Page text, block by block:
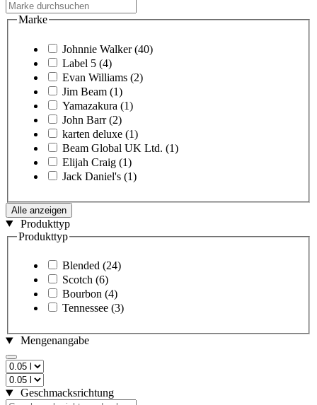
Marke
Johnnie Walker (40)
Label 5 (4)
Evan Williams (2)
Jim Beam (1)
Yamazakura (1)
John Barr (2)
karten deluxe (1)
Beam Global UK Ltd. (1)
Elijah Craig (1)
Jack Daniel's (1)
Alle anzeigen
Produkttyp
Produkttyp
Blended (24)
Scotch (6)
Bourbon (4)
Tennessee (3)
Mengenangabe
Geschmacksrichtung